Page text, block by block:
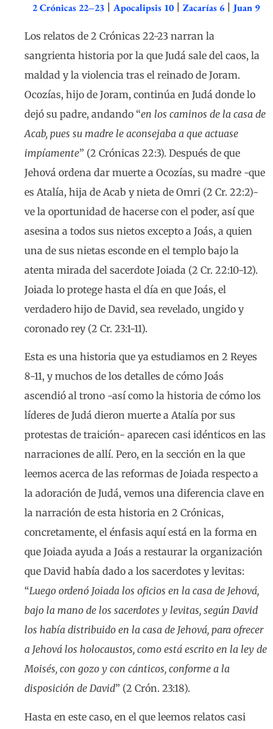
2 Crónicas 22–23| Apocalipsis 10| Zacarías 6| Juan 9
Los relatos de 2 Crónicas 22-23 narran la
sangrienta historia por la que Judá sale del caos, la
maldad y la violencia tras el reinado de Joram.
Ocozías, hijo de Joram, continúa en Judá donde lo
dejó su padre, andando “en los caminos de la casa de
Acab, pues su madre le aconsejaba a que actuase
impíamente” (2 Crónicas 22:3). Después de que
Jehová ordena dar muerte a Ocozías, su madre -que
es Atalía, hija de Acab y nieta de Omri (2 Cr. 22:2)-
ve la oportunidad de hacerse con el poder, así que
asesina a todos sus nietos excepto a Joás, a quien
una de sus nietas esconde en el templo bajo la
atenta mirada del sacerdote Joiada (2 Cr. 22:10-12).
Joiada lo protege hasta el día en que Joás, el
verdadero hijo de David, sea revelado, ungido y
coronado rey (2 Cr. 23:1-11).
Esta es una historia que ya estudiamos en 2 Reyes
8-11, y muchos de los detalles de cómo Joás
ascendió al trono -así como la historia de cómo los
líderes de Judá dieron muerte a Atalía por sus
protestas de traición- aparecen casi idénticos en las
narraciones de allí. Pero, en la sección en la que
leemos acerca de las reformas de Joiada respecto a
la adoración de Judá, vemos una diferencia clave en
la narración de esta historia en 2 Crónicas,
concretamente, el énfasis aquí está en la forma en
que Joiada ayuda a Joás a restaurar la organización
que David había dado a los sacerdotes y levitas:
“Luego ordenó Joiada los oficios en la casa de Jehová,
bajo la mano de los sacerdotes y levitas, según David
los había distribuido en la casa de Jehová, para ofrecer
a Jehová los holocaustos, como está escrito en la ley de
Moisés, con gozo y con cánticos, conforme a la
disposición de David” (2 Crón. 23:18).
Hasta en este caso, en el que leemos relatos casi